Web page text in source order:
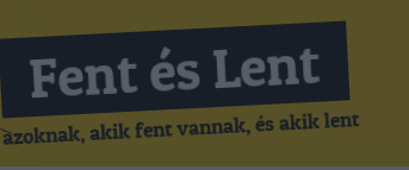
Fent és Lent
azoknak, akik fent vannak, és akik lent